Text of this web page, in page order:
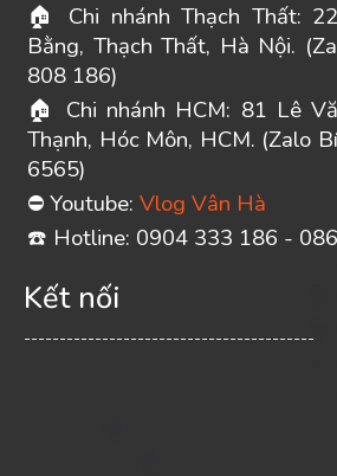
🏠 Chi nhánh Thạch Thất:
Bằng, Thạch Thất, Hà Nội.
808 186)
🏠
Chi nhánh HCM: 81 Lê
Thạnh, Hóc Môn, HCM. (Zalo
6565)
⛔ Youtube: Vlog Vân Hà
☎ Hotline: 0904 333 186 -
Kết nối
-----------------------------------------